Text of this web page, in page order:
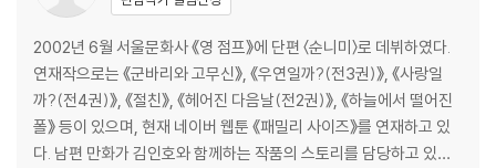
2002년 6월 서울문화사 《영 점프》에 단편 〈순니미〉로 데뷔하였다.
연재작으로는 《군바리와 고무신》, 《우연일까?(전3권)》, 《사랑일
까?(전4권)》, 《절친》, 《헤어진 다음날(전2권)》, 《하늘에서 떨어진
폴》 등이 있으며, 현재 네이버 웹툰 《패밀리 사이즈》를 연재하고 있
다. 남편 만화가 김인호와 함께하는 작품의 스토리를 담당하고 있다.